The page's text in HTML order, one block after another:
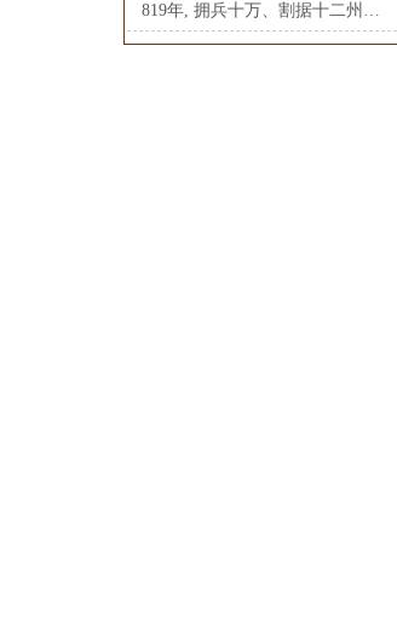
819年, 拥兵十万、割据十二州的淄青节度使李师道